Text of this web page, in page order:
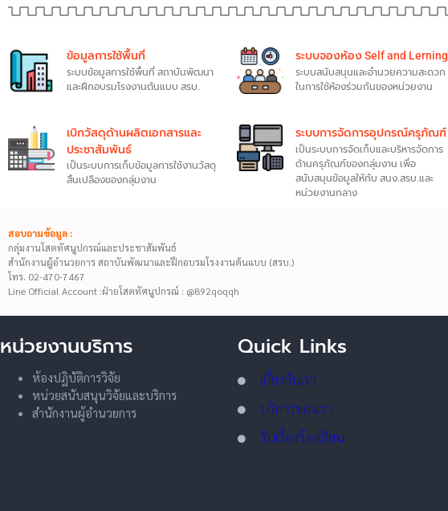
ข้อมูลการใช้พื้นที่
ระบบข้อมูลการใช้พื้นที่ สถาบันพัฒนา
และฝึกอบรมโรงงานต้นแบบ สรบ.
ระบบจองห้อง Self and Lerning
ระบบสนับสนุนและอำนวยความสะดวก
ในการใช้ห้องร่วมกันของหน่วยงาน
เบิกวัสดุด้านผลิตเอกสารและ
ประชาสัมพันธ์
เป็นระบบการเก็บข้อมูลการใช้งานวัสดุ
สิ้นเปลืองของกลุ่มงาน
ระบบการจัดการอุปกรณ์ครุภัณฑ์
เป็นระบบการจัดเก็บและบริหารจัดการ
ด้านครุภัณฑ์ของกลุ่มงาน เพื่อ
สนับสนุนข้อมูลให้กับ สนง.สรบ.และ
หน่วยงานกลาง
สอบถามข้อมูล :
กลุ่มงานโสตทัศนูปกรณ์และประชาสัมพันธ์
สำนักงานผู้อำนวยการ สถาบันพัฒนาและฝึกอบรมโรงงานต้นแบบ (สรบ.)
โทร. 02-470-7467
Line Official Account :ฝ่ายโสตทัศนูปกรณ์ : @892qoqqh
หน่วยงานบริการ
ห้องปฏิบัติการวิจัย
หน่วยสนับสนุนวิจัยและบริการ
สำนักงานผู้อำนวยการ
Quick Links
เกี่ยวกับเรา
บริการของเรา
รับเรื่องร้องเรียน